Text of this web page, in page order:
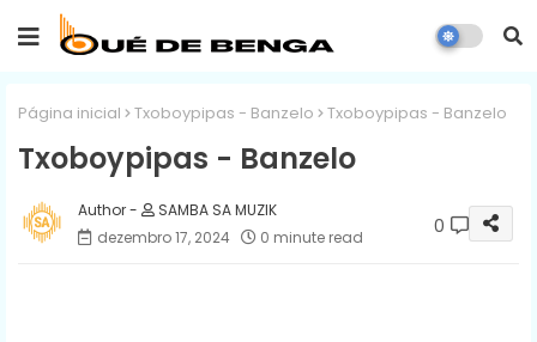
Página inicial Txoboypipas - Banzelo Txoboypipas - Banzelo
Txoboypipas - Banzelo
SAMBA SA MUZIK
dezembro 17, 2024
0 minute read 0